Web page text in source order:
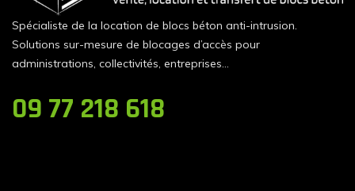
Spécialiste de la location de blocs béton anti-intrusion.
Solutions sur-mesure de blocages d’accès pour
administrations, collectivités, entreprises…
09 77 218 618